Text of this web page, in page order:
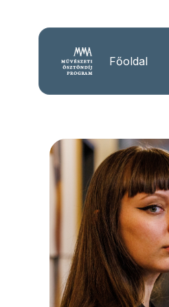
Főoldal